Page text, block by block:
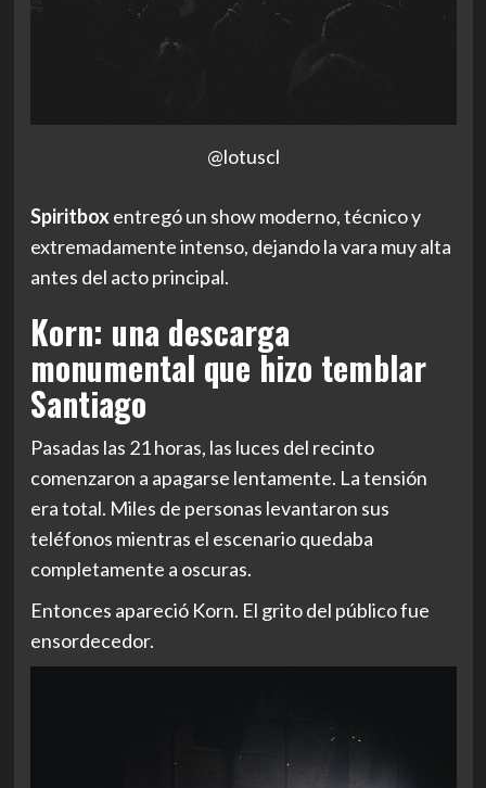
@lotuscl
Spiritbox entregó un show moderno, técnico y
extremadamente intenso, dejando la vara muy alta
antes del acto principal.
Korn: una descarga
monumental que hizo temblar
Santiago
Pasadas las 21 horas, las luces del recinto
comenzaron a apagarse lentamente. La tensión
era total. Miles de personas levantaron sus
teléfonos mientras el escenario quedaba
completamente a oscuras.
Entonces apareció Korn. El grito del público fue
ensordecedor.